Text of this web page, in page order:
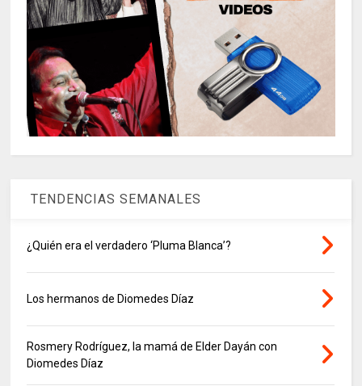
TENDENCIAS SEMANALES
¿Quién era el verdadero ‘Pluma Blanca’?
Los hermanos de Diomedes Díaz
Rosmery Rodríguez, la mamá de Elder Dayán con
Diomedes Díaz